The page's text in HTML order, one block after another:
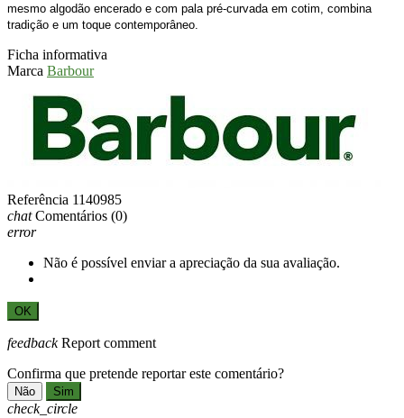
mesmo algodão encerado e com pala pré-curvada em cotim, combina
tradição e um toque contemporâneo.
Ficha informativa
Marca Barbour
Referência 1140985
chat Comentários (0)
error
Não é possível enviar a apreciação da sua avaliação.
OK
feedback Report comment
Confirma que pretende reportar este comentário?
Não Sim
check_circle